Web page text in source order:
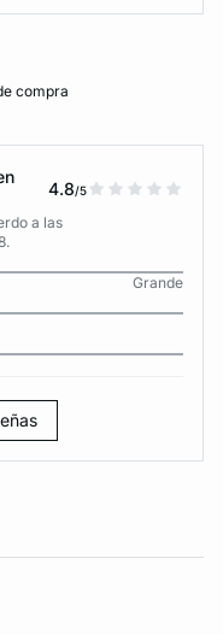
compra
4.8/5
a las
Grande